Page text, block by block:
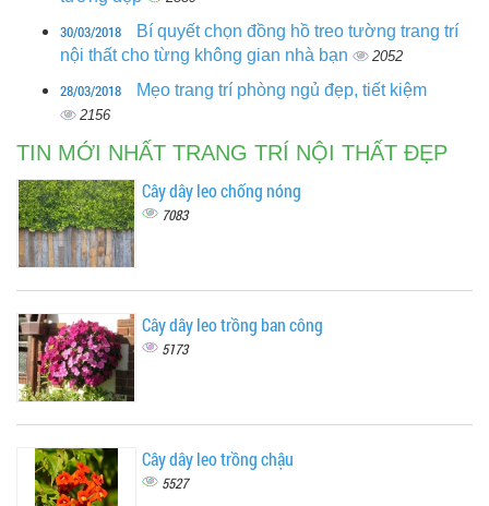
30/03/2018
Bí quyết chọn đồng hồ treo tường trang trí
nội thất cho từng không gian nhà bạn
2052
28/03/2018 Mẹo trang trí phòng ngủ đẹp, tiết kiệm
2156
TIN MỚI NHẤT TRANG TRÍ NỘI THẤT ĐẸP
Cây dây leo chống nóng
7083
Cây dây leo trồng ban công
5173
Cây dây leo trồng chậu
5527